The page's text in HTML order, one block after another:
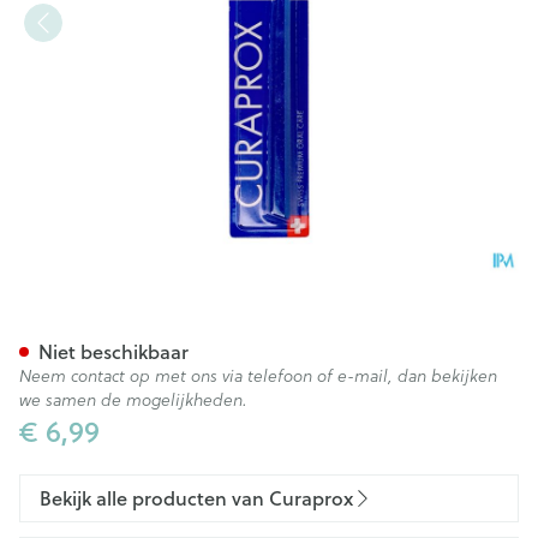
€ 6,99
Niet beschikbaar
Neem contact op met ons via telefoon of e-mail, dan bekijken
we samen de mogelijkheden.
Bekijk alle producten van Curaprox